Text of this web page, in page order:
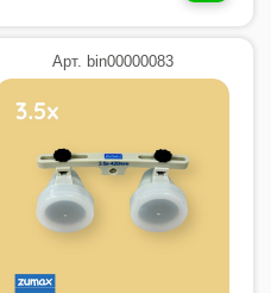
Арт. bin00000083